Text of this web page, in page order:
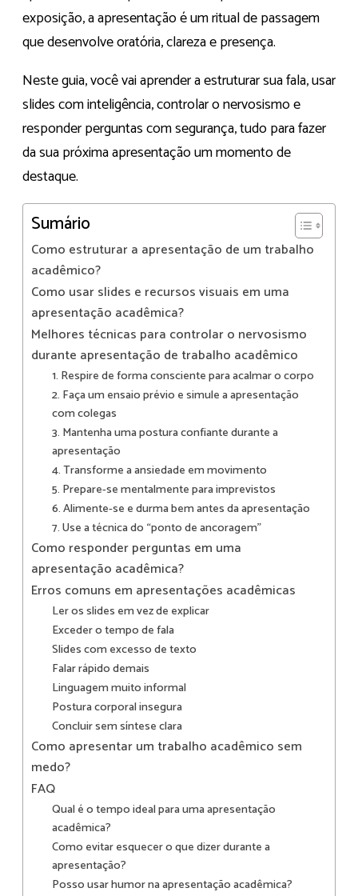
exposição, a apresentação é um ritual de passagem
que desenvolve oratória, clareza e presença.
Neste guia, você vai aprender a estruturar sua fala, usar
slides com inteligência, controlar o nervosismo e
responder perguntas com segurança, tudo para fazer
da sua próxima apresentação um momento de
destaque.
Sumário
Como estruturar a apresentação de um trabalho
acadêmico?
Como usar slides e recursos visuais em uma
apresentação acadêmica?
Melhores técnicas para controlar o nervosismo
durante apresentação de trabalho acadêmico
1. Respire de forma consciente para acalmar o corpo
2. Faça um ensaio prévio e simule a apresentação
com colegas
3. Mantenha uma postura confiante durante a
apresentação
4. Transforme a ansiedade em movimento
5. Prepare-se mentalmente para imprevistos
6. Alimente-se e durma bem antes da apresentação
7. Use a técnica do “ponto de ancoragem”
Como responder perguntas em uma
apresentação acadêmica?
Erros comuns em apresentações acadêmicas
Ler os slides em vez de explicar
Exceder o tempo de fala
Slides com excesso de texto
Falar rápido demais
Linguagem muito informal
Postura corporal insegura
Concluir sem síntese clara
Como apresentar um trabalho acadêmico sem
medo?
FAQ
Qual é o tempo ideal para uma apresentação
acadêmica?
Como evitar esquecer o que dizer durante a
apresentação?
Posso usar humor na apresentação acadêmica?